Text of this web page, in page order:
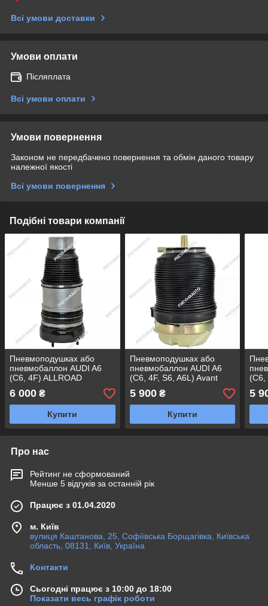
Всі умови доставки
Умови оплати
Післяплата
Всі умови оплати
Умови повернення
Законом не передбачено повернення та обмін даного товару
належної якості
Всі умови повернення
Подібні товари компанії
Пневмоподушках або
пневмобаллон AUDI A6
(C6, 4F) ALLROAD
ПЕРЕДНЯ ЛІВА
6 000 ₴
Купити
Пневмоподушках або
пневмобаллон AUDI A6
(C6, 4F, S6, A6L) Avant
ЗАДНЯ ЛІВА
5 900₴
Купити
ЛІВА
5
Про нас
Рейтинг не сформований
Менше 5 відгуків за останній рік
Працює з 01.04.2020
м. Київ
вулиця Каштанова, 25, Софіївська Борщагівка, Київська
область, 08131, Київ, Україна
Контакти
Сьогодні працює з 10:00 до 18:00
Показати весь графік роботи